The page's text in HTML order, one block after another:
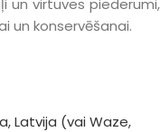
un virtuves piederumi,
un konservēšanai.
Latvija (vai Waze,